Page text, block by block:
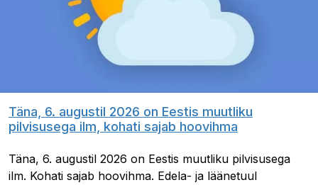
Täna, 6. augustil 2026 on Eestis muutliku
pilvisusega ilm, kohati sajab hoovihma
Täna, 6. augustil 2026 on Eestis muutliku pilvisusega
ilm. Kohati sajab hoovihma. Edela- ja läänetuul